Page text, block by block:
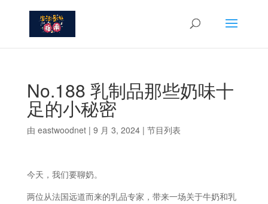
No.188 乳制品那些奶味十
足的小秘密
由 eastwoodnet| 9 月 3, 2024| 节目列表
今天，我们要聊奶。
两位从法国远道而来的乳品专家，带来一场关于牛奶和乳